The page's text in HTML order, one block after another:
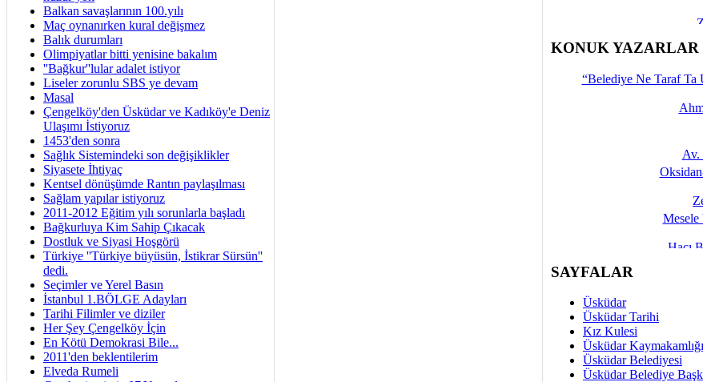
Balkan savaşlarının 100.yılı
Maç oynanırken kural değişmez
Balık durumları
Olimpiyatlar bitti yenisine bakalım
''Bağkur''lular adalet istiyor
Liseler zorunlu SBS ye devam
Masal
Çengelköy'den Üsküdar ve Kadıköy'e Deniz
Ulaşımı İstiyoruz
1453'den sonra
Sağlık Sistemindeki son değişiklikler
Siyasete İhtiyaç
Kentsel dönüşümde Rantın paylaşılması
Sağlam yapılar istiyoruz
2011-2012 Eğitim yılı sorunlarla başladı
Bağkurluya Kim Sahip Çıkacak
Dostluk ve Siyasi Hoşgörü
Türkiye ''Türkiye büyüsün, İstikrar Sürsün''
dedi.
Seçimler ve Yerel Basın
İstanbul 1.BÖLGE Adayları
Tarihi Filimler ve diziler
Her Şey Çengelköy İçin
En Kötü Demokrasi Bile...
2011'den beklentilerim
Elveda Rumeli
KONUK YAZARLAR
“Belediye Ne Taraf Ta
Av.
Hacı
Dünya Fani, Ama
Hukukun
SAYFALAR
Üsküdar
Üsküdar Tarihi
Kız Kulesi
Üsküdar Kaymakamlığı
Üsküdar Belediyesi
Üsküdar Belediye